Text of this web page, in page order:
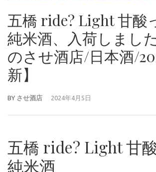
五橋 ride? Light 甘酸
純米酒、入荷しまし
のさせ酒店/日本酒/
新】
BY させ酒店 2024年4月5日
五橋 ride? Light 甘
純米酒